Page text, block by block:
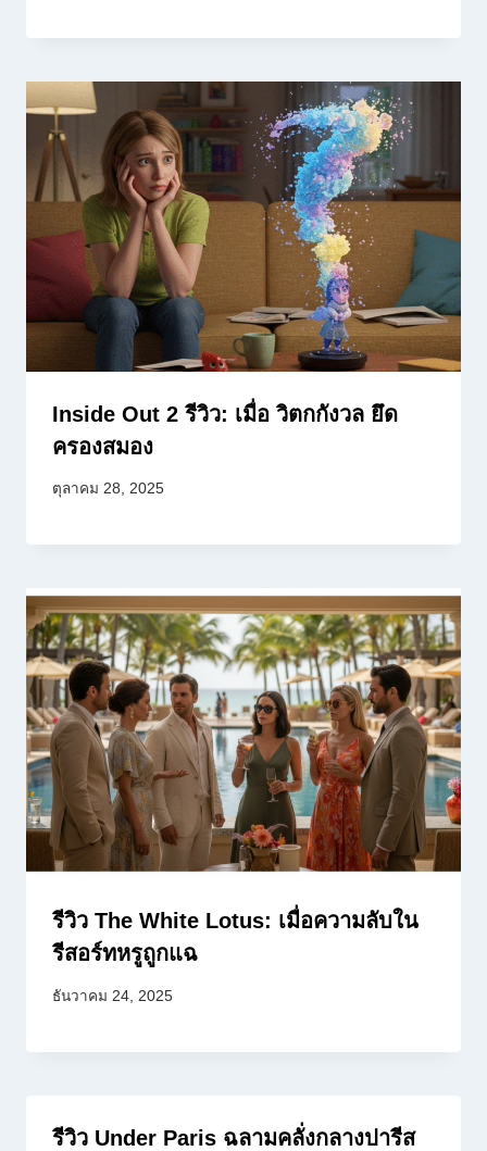
Inside Out 2 รีวิว: เมื่อ วิตกกังวล ยึด
ครองสมอง
ตุลาคม 28, 2025
รีวิว The White Lotus: เมื่อความลับใน
รีสอร์ทหรูถูกแฉ
ธันวาคม 24, 2025
รีวิว Under Paris ฉลามคลั่งกลางปารีส